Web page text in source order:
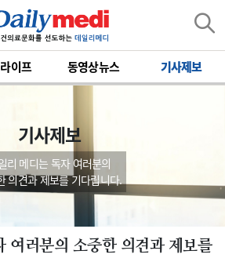
이프 동영상뉴스 기사제보
기사제보
리 메디는 독자 여러분의
의견과 제보를 기다립니다.
여러분의 소중한 의견과 제보를